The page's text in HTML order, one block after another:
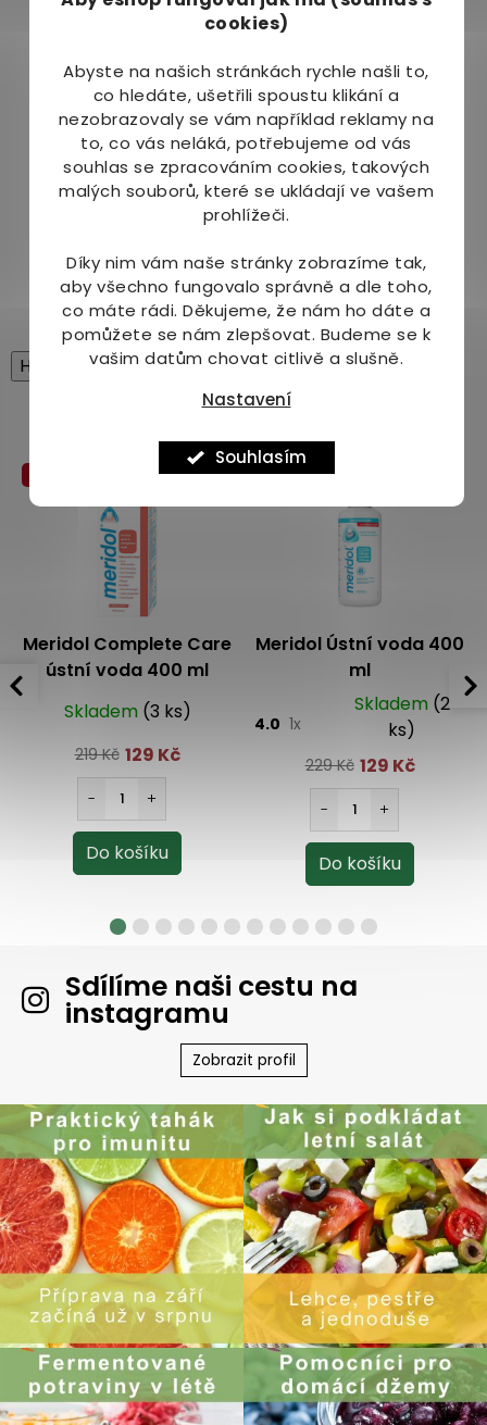
cookies)
Abyste na našich stránkách rychle našli to,
co hledáte, ušetřili spoustu klikání a
nezobrazovaly se vám například reklamy na
to, co vás neláká, potřebujeme od vás
souhlas se zpracováním cookies, takových
malých souborů, které se ukládají ve vašem
prohlížeči.
Díky nim vám naše stránky zobrazíme tak,
aby všechno fungovalo správně a dle toho,
co máte rádi. Děkujeme, že nám ho dáte a
pomůžete se nám zlepšovat. Budeme se k
vašim datům chovat citlivě a slušně.
Nastavení
Souhlasím
na obnažených zubních krčcích vytváří z
ochranný film.
Jak používat:
Jednou nebo dvakrát denně vypláchněte ústa
ústní vodou.
250 ppm
High-contrast mode
Mohlo by Vás zajímat
Meridol Complete Care
ústní voda 400 ml
Skladem (3 ks)
219 Kč 129 Kč
Akce
Meridol Ústní voda 400
ml
4.0 1x
Skladem (2
ks)
229 Kč 129 Kč
Sdílíme naši cestu na
instagramu
Zobrazit profil